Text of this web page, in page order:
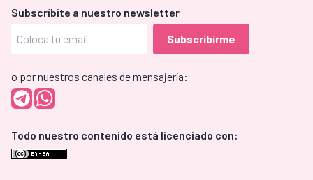
Subscríbite a nuestro newsletter
o por nuestros canales de mensajería:
Todo nuestro contenido está licenciado con: